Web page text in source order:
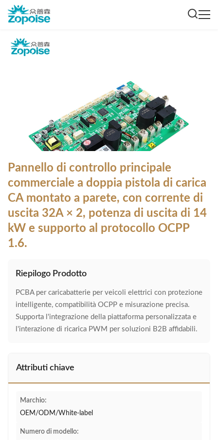
Pannello di controllo principale
commerciale a doppia pistola di carica
CA montato a parete, con corrente di
uscita 32A × 2, potenza di uscita di 14
kW e supporto al protocollo OCPP
1.6.
Riepilogo Prodotto
PCBA per caricabatterie per veicoli elettrici con protezione
intelligente, compatibilità OCPP e misurazione precisa.
Supporta l'integrazione della piattaforma personalizzata e
l'interazione di ricarica PWM per soluzioni B2B affidabili.
Attributi chiave
Marchio:
OEM/ODM/White-label
Numero di modello: